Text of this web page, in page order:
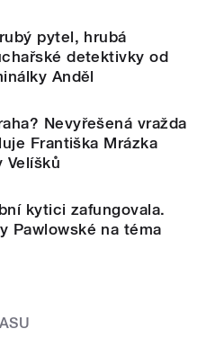
pytel, hrubá
detektivky od
Anděl
Nevyřešená vražda
Františka Mrázka
Velíšků
kytici zafungovala.
Pawlowské na téma